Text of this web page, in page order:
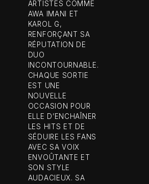
ARTISTES COMME
AWA IMANI ET
KAROL G,
RENFORÇANT SA
RÉPUTATION DE
DUO
INCONTOURNABLE.
CHAQUE SORTIE
EST UNE
NOUVELLE
OCCASION POUR
ELLE D’ENCHAÎNER
LES HITS ET DE
SÉDUIRE LES FANS
AVEC SA VOIX
ENVOÛTANTE ET
SON STYLE
AUDACIEUX. SA